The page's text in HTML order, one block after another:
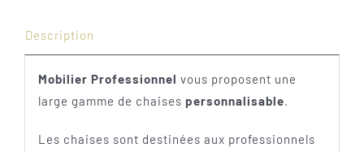
Description
Mobilier Professionnel vous proposent une
large gamme de chaises personnalisable.
Les chaises sont destinées aux professionnels